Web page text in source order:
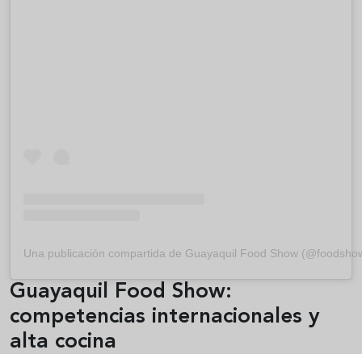
Una publicación compartida de Guayaquil Food Show
Guayaquil Food Show:
competencias internacionales y
alta cocina